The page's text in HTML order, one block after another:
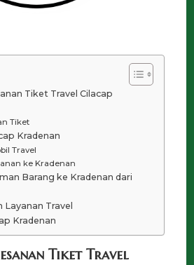
Tiket Travel Cilacap
Tiket
Kradenan
Travel
ke Kradenan
Barang ke Kradenan dari
Travel
Kradenan
Tiket Travel